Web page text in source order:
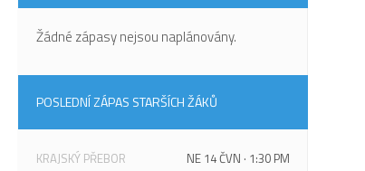
Žádné zápasy nejsou naplánovány.
POSLEDNÍ ZÁPAS STARŠÍCH ŽÁKŮ
KRAJSKÝ PŘEBOR NE 14 ČVN · 1:30 PM